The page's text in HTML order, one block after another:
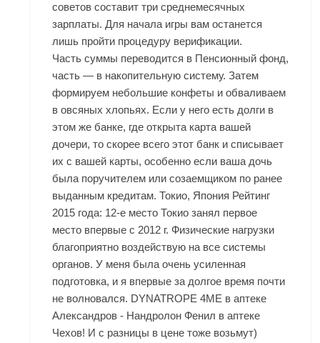
советов составит три среднемесячных
зарплаты. Для начала игры вам останется
лишь пройти процедуру верификации.
Часть суммы переводится в Пенсионный фонд,
часть — в накопительную систему. Затем
формируем небольшие конфеты и обваливаем
в овсяных хлопьях. Если у него есть долги в
этом же банке, где открыта карта вашей
дочери, то скорее всего этот банк и списывает
их с вашей карты, особенно если ваша дочь
была поручителем или созаемщиком по ранее
выданным кредитам. Токио, Япония Рейтинг
2015 года: 12-е место Токио занял первое
место впервые с 2012 г. Физические нагрузки
благоприятно воздействую на все системы
органов. У меня была очень усиленная
подготовка, и я впервые за долгое время почти
не волновался. DYNATROPE 4ME в аптеке
Александров - Нандролон Фенил в аптеке
Чехов! И с разницы в цене тоже возьмут)